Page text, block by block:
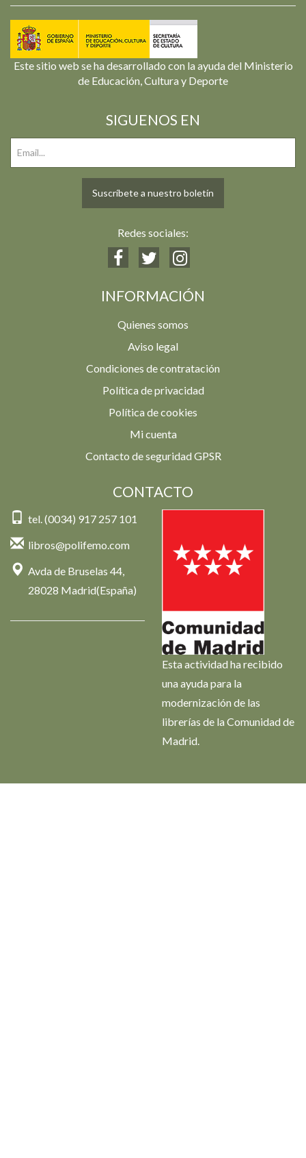
Este sitio web se ha desarrollado con la ayuda del Ministerio
de Educación, Cultura y Deporte
SIGUENOS EN
Suscríbete a nuestro boletín
Redes sociales:
INFORMACIÓN
Quienes somos
Aviso legal
Condiciones de contratación
Política de privacidad
Política de cookies
Mi cuenta
Contacto de seguridad GPSR
CONTACTO
tel. (0034) 917 257 101
libros@polifemo.com
Avda de Bruselas 44,
28028 Madrid(España)
Esta actividad ha recibido
una ayuda para la
modernización de las
librerías de la Comunidad de
Madrid.